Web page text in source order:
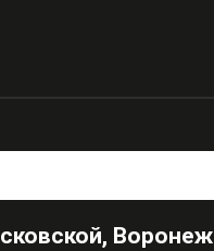
Воронеж